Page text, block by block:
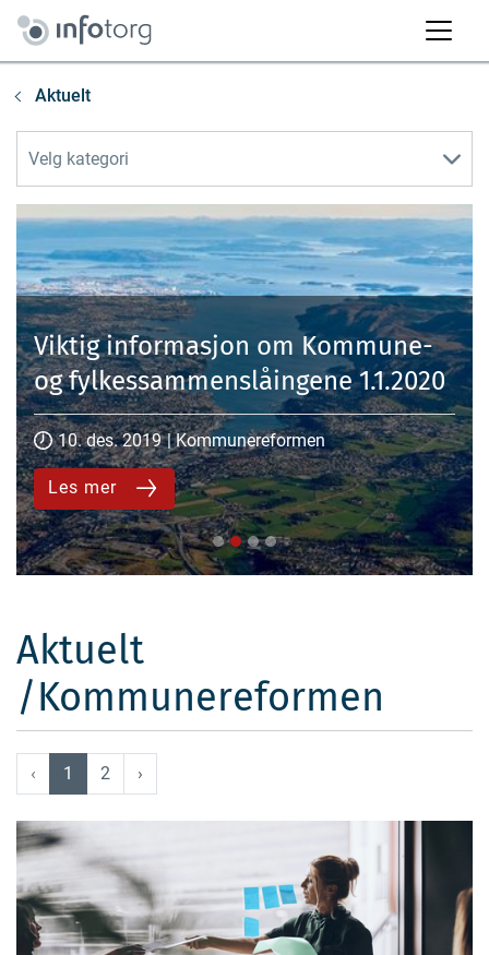
Aktuelt
Velg kategori
Viktig informasjon om Kommune-
og fylkessammenslåingene 1.1.2020
10. des. 2019 | Kommunereformen
Les mer
Aktuelt
/kommunereformen
‹ 1 2 ›